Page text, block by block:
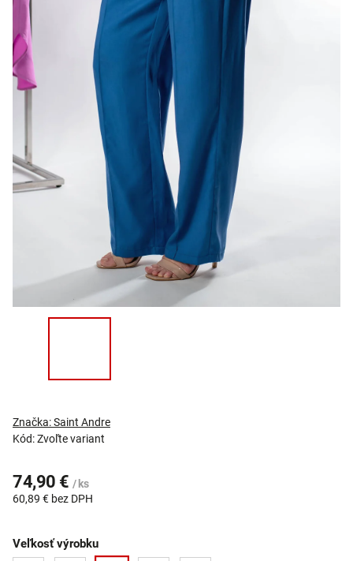
Kód:Zvoľte variant
Značka:Saint Andre
74,90 € / ks
60,89 € bez DPH
Veľkosť výrobku